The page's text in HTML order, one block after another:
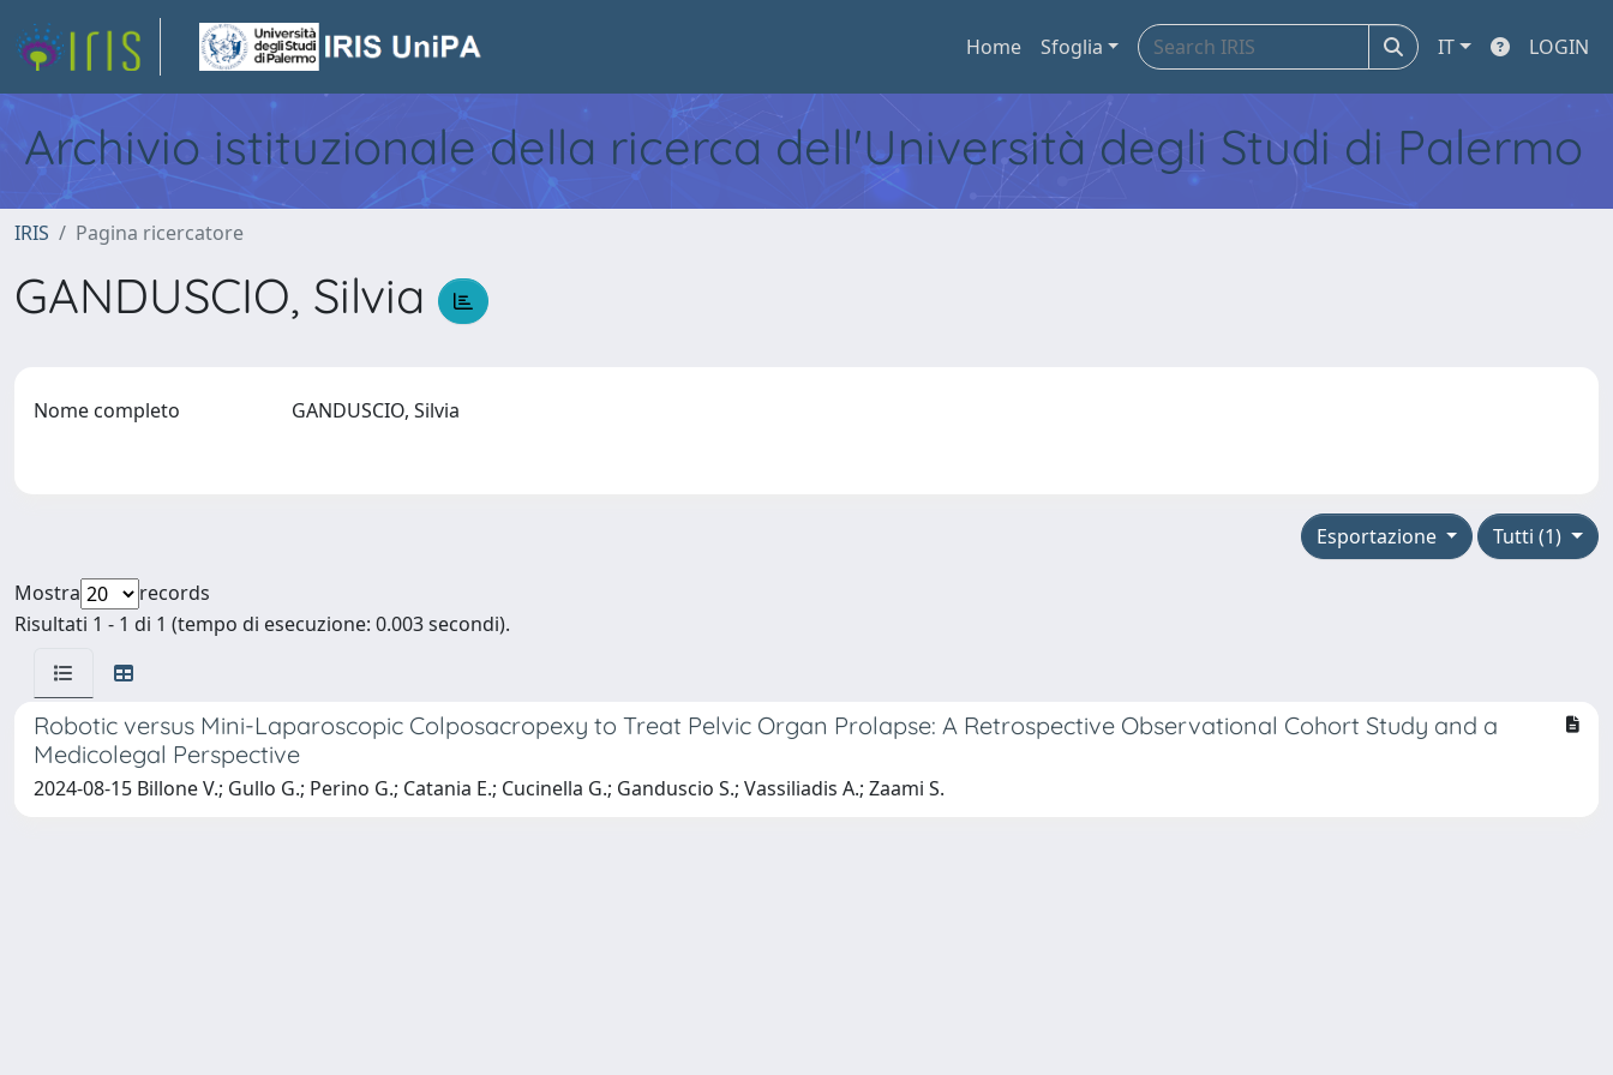
Home Sfoglia IT LOGIN
Archivio istituzionale della ricerca dell'Università degli Studi di Palermo
IRIS Pagina ricercatore
GANDUSCIO, Silvia
Nome completo GANDUSCIO, Silvia
Tutti (1)
Esportazione
Mostra
records
Risultati 1 - 1 di 1 (tempo di esecuzione: 0.003 secondi).
Robotic versus Mini-Laparoscopic Colposacropexy to Treat Pelvic Organ Prolapse: A Retrospective Observational Cohort Study and a
Medicolegal Perspective
2024-08-15 Billone V.; Gullo G.; Perino G.; Catania E.; Cucinella G.; Ganduscio S.; Vassiliadis A.; Zaami S.